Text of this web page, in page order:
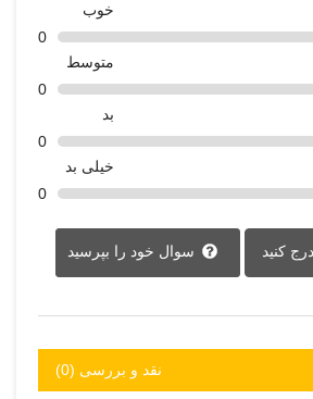
خوب
0
متوسط
0
بد
0
خیلی بد
0
سوال خود را بپرسید
نقد و بررسی‌‌ (0)